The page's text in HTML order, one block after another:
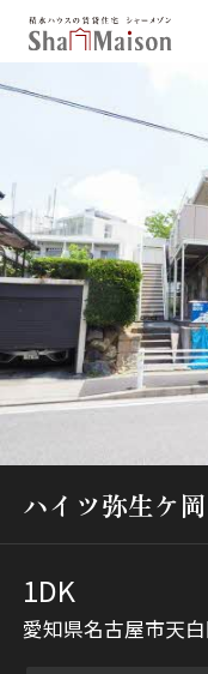
新着メール設定
北海道
中部
九州
市区郡・路線・駅
通勤・通学時間か
地図から探す
人気のカテゴリか
ハイツ弥生ケ岡
1DK
愛知県名古屋市天